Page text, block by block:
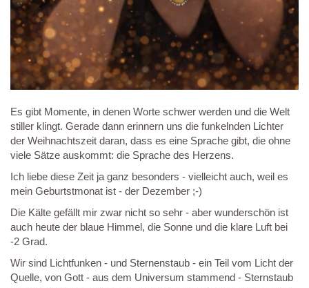
Es gibt Momente, in denen Worte schwer werden und die Welt
stiller klingt. Gerade dann erinnern uns die funkelnden Lichter
der Weihnachtszeit daran, dass es eine Sprache gibt, die ohne
viele Sätze auskommt: die Sprache des Herzens.
Ich liebe diese Zeit ja ganz besonders - vielleicht auch, weil es
mein Geburtstmonat ist - der Dezember ;-)
Die Kälte gefällt mir zwar nicht so sehr - aber wunderschön ist
auch heute der blaue Himmel, die Sonne und die klare Luft bei
-2 Grad.
Wir sind Lichtfunken - und Sternenstaub - ein Teil vom Licht der
Quelle, von Gott - aus dem Universum stammend - Sternstaub